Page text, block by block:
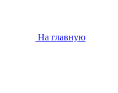
На главную